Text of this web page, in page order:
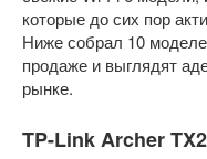
которые до сих пор
Ниже собрал 10
продаже и выглядят
рынке.
TP-Link Archer